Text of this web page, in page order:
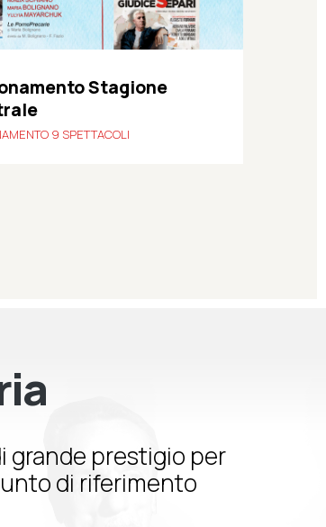
Stagione
9 SPETTACOLI
grande prestigio per
di riferimento